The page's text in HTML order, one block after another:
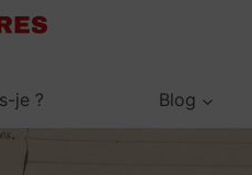
je ? Blog